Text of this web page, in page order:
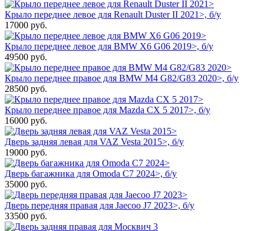
Крыло переднее левое для Renault Duster II 2021>, б/у
17000 руб.
Крыло переднее левое для BMW X6 G06 2019>, б/у
49500 руб.
Крыло переднее правое для BMW M4 G82/G83 2020>, б/у
28500 руб.
Крыло переднее правое для Mazda CX 5 2017>, б/у
16000 руб.
Дверь задняя левая для VAZ Vesta 2015>, б/у
19000 руб.
Дверь багажника для Omoda C7 2024>, б/у
35000 руб.
Дверь передняя правая для Jaecoo J7 2023>, б/у
33500 руб.